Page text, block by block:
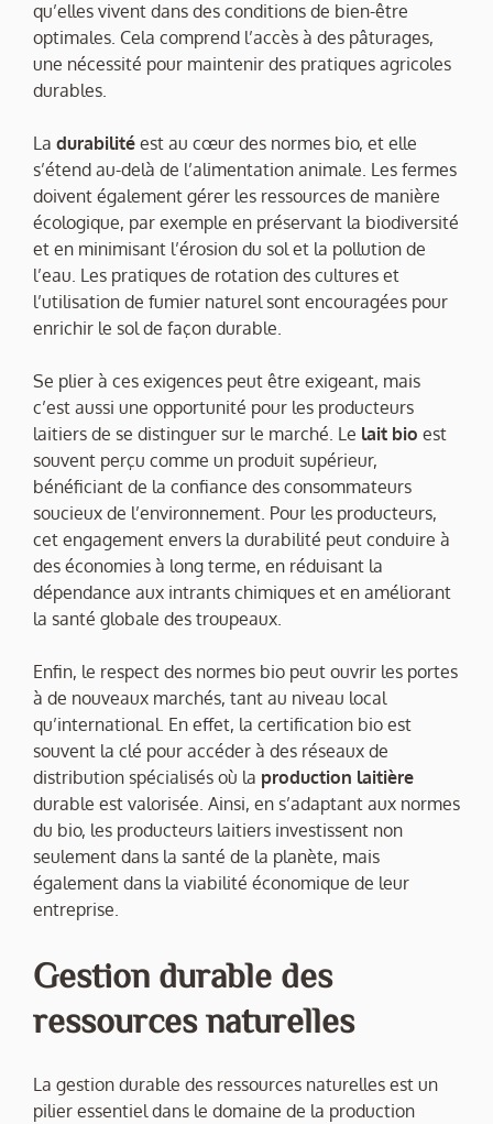
qu’elles vivent dans des conditions de bien-être
optimales. Cela comprend l’accès à des pâturages,
une nécessité pour maintenir des pratiques agricoles
durables.
La durabilité est au cœur des normes bio, et elle
s’étend au-delà de l’alimentation animale. Les fermes
doivent également gérer les ressources de manière
écologique, par exemple en préservant la biodiversité
et en minimisant l’érosion du sol et la pollution de
l’eau. Les pratiques de rotation des cultures et
l’utilisation de fumier naturel sont encouragées pour
enrichir le sol de façon durable.
Se plier à ces exigences peut être exigeant, mais
c’est aussi une opportunité pour les producteurs
laitiers de se distinguer sur le marché. Le lait bio est
souvent perçu comme un produit supérieur,
bénéficiant de la confiance des consommateurs
soucieux de l’environnement. Pour les producteurs,
cet engagement envers la durabilité peut conduire à
des économies à long terme, en réduisant la
dépendance aux intrants chimiques et en améliorant
la santé globale des troupeaux.
Enfin, le respect des normes bio peut ouvrir les portes
à de nouveaux marchés, tant au niveau local
qu’international. En effet, la certification bio est
souvent la clé pour accéder à des réseaux de
distribution spécialisés où la production laitière
durable est valorisée. Ainsi, en s’adaptant aux normes
du bio, les producteurs laitiers investissent non
seulement dans la santé de la planète, mais
également dans la viabilité économique de leur
entreprise.
Gestion durable des
ressources naturelles
La gestion durable des ressources naturelles est un
pilier essentiel dans le domaine de la production